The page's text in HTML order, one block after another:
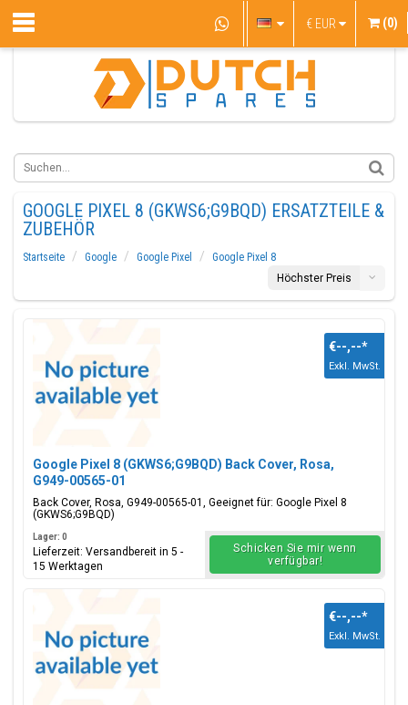
€ EUR (0)
GOOGLE PIXEL 8 (GKWS6;G9BQD) ERSATZTEILE &
ZUBEHÖR
Startseite Google Google Pixel
Google Pixel 8
Höchster Preis
Google Pixel 8 (GKWS6;G9BQD) Back Cover, Rosa,
G949-00565-01
Back Cover, Rosa, G949-00565-01, Geeignet für: Google Pixel 8
(GKWS6;G9BQD)
€--,--*
Exkl. MwSt.
Lager: 0
Lieferzeit: Versandbereit in 5 -
15 Werktagen
Schicken Sie mir wenn
verfügbar!
€--,--*
Exkl. MwSt.